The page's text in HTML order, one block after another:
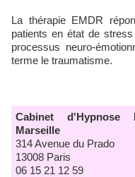
La thérapie EMDR
patients en état de
processus neuro-
terme le traumatisme.
Cabinet d'Hypnose Ericksonienne, EMDR-IMO de
Marseille
314 Avenue du Prado
13008 Paris
06 15 21 12 59